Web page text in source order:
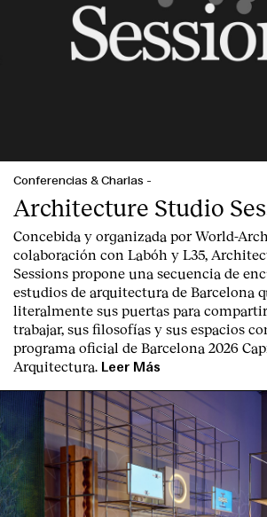
English Español
Conferencias & Charlas -
Architecture Studio
Concebida y organizada por World-
colaboración con Labóh y L35,
Sessions propone una secuencia de
estudios de arquitectura de Barcelona
literalmente sus puertas para
trabajar, sus filosofías y sus espacios
programa oficial de Barcelona 2026
Arquitectura. Leer Más